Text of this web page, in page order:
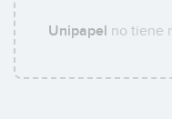
Unipapel no tiene